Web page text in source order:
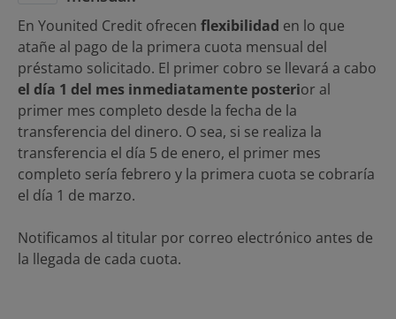
En Younited Credit ofrecen flexibilidad en lo que
atañe al pago de la primera cuota mensual del
préstamo solicitado. El primer cobro se llevará a cabo
el día 1 del mes inmediatamente posterior al
primer mes completo desde la fecha de la
transferencia del dinero. O sea, si se realiza la
transferencia el día 5 de enero, el primer mes
completo sería febrero y la primera cuota se cobraría
el día 1 de marzo.
Notificamos al titular por correo electrónico antes de
la llegada de cada cuota.